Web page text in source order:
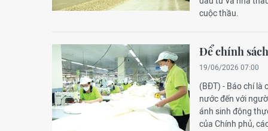
cuộc thầu.
Để chính
19/06/2026 07:00
(BĐT) - Báo chí là
nước đến với
ánh sinh động
của Chính phủ,